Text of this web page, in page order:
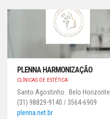
PLENNA HARMONIZAÇÃO
CLÍNICAS DE ESTÉTICA
Santo Agostinho . Belo Horizonte
(31) 98829-9140 / 3564-6909
plenna.net.br